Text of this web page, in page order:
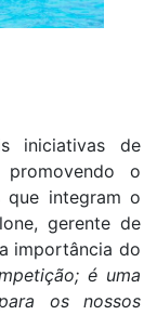
iniciativas de
o
que integram o
gerente de
importância do
é uma
os nossos